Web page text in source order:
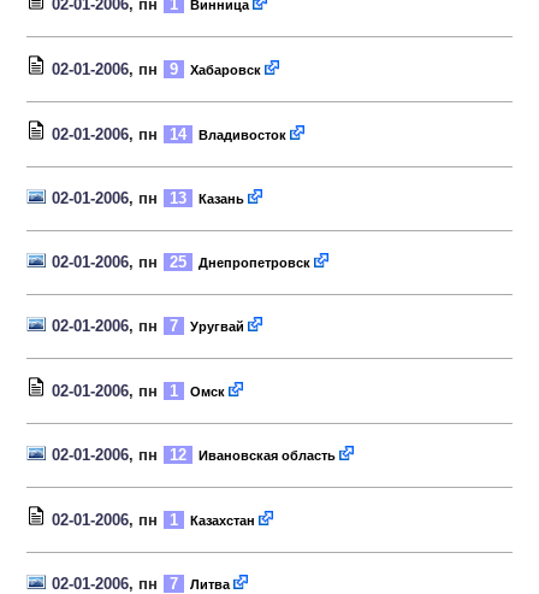
02-01-2006, пн 1 Винница
02-01-2006, пн 9 Хабаровск
02-01-2006, пн 14 Владивосток
02-01-2006, пн 13 Казань
02-01-2006, пн 25 Днепропетровск
02-01-2006, пн 7 Уругвай
02-01-2006, пн 1 Омск
02-01-2006, пн 12 Ивановская область
02-01-2006, пн 1 Казахстан
02-01-2006, пн 7 Литва